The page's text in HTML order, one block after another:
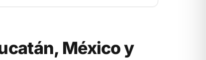
México y